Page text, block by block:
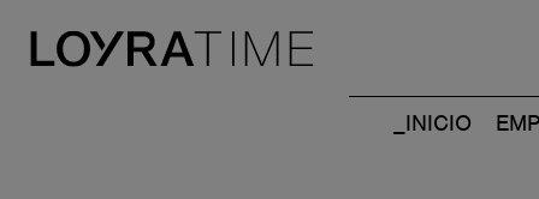
_INICIO